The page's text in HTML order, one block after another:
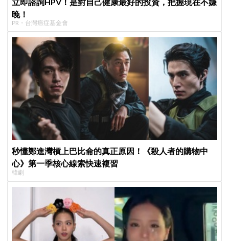
晚！
PR・台灣癌症基金會
秒懂鄭進灣槓上巴比侖的真正原因！《殺人者的購物中
心》第一季核心線索快速複習
韓劇